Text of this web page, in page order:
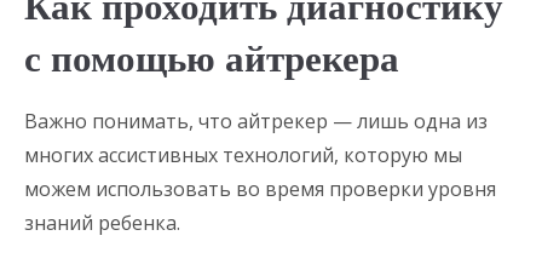
с помощью айтрекера
Важно понимать, что айтрекер — лишь одна из
многих ассистивных технологий, которую мы
можем использовать во время проверки уровня
знаний ребенка.